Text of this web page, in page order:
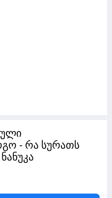
- რა სურათს